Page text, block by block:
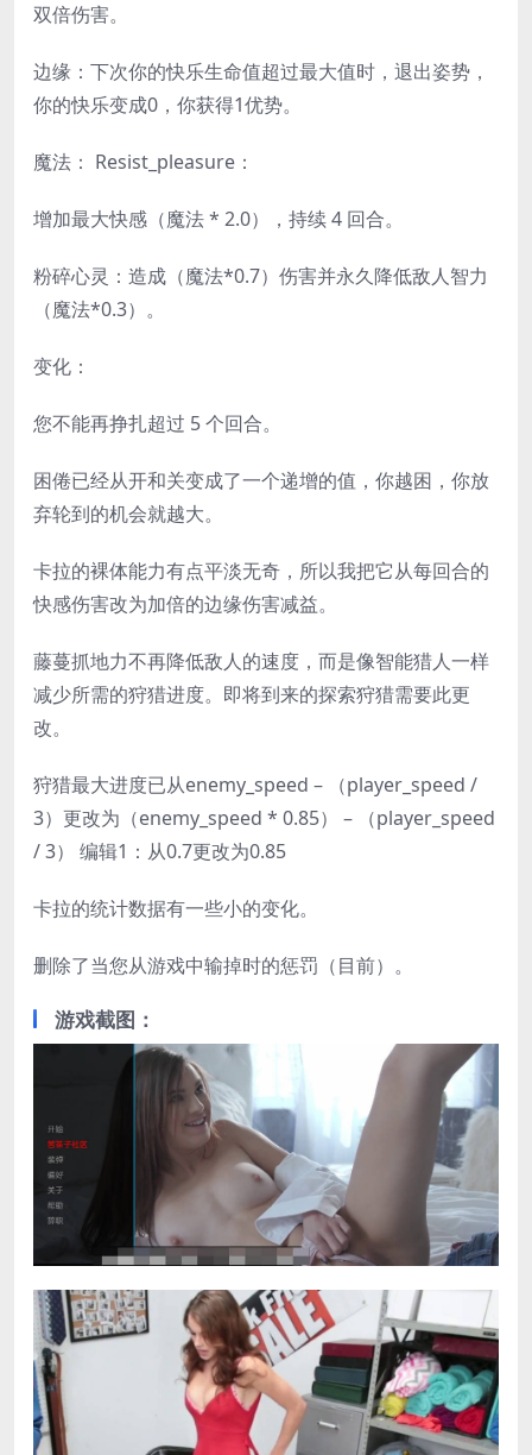
双倍伤害。
边缘：下次你的快乐生命值超过最大值时，退出姿势，
你的快乐变成0，你获得1优势。
魔法： Resist_pleasure：
增加最大快感（魔法 * 2.0），持续 4 回合。
粉碎心灵：造成（魔法*0.7）伤害并永久降低敌人智力
（魔法*0.3）。
变化：
您不能再挣扎超过 5 个回合。
困倦已经从开和关变成了一个递增的值，你越困，你放
弃轮到的机会就越大。
卡拉的裸体能力有点平淡无奇，所以我把它从每回合的
快感伤害改为加倍的边缘伤害减益。
藤蔓抓地力不再降低敌人的速度，而是像智能猎人一样
减少所需的狩猎进度。即将到来的探索狩猎需要此更
改。
狩猎最大进度已从enemy_speed – （player_speed /
3）更改为（enemy_speed * 0.85） – （player_speed
/ 3） 编辑1：从0.7更改为0.85
卡拉的统计数据有一些小的变化。
删除了当您从游戏中输掉时的惩罚（目前）。
游戏截图：